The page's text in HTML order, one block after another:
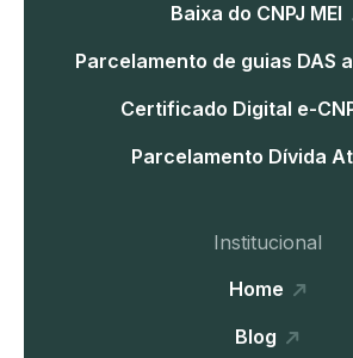
Baixa do CNPJ MEI
Parcelamento de guias DAS
Certificado Digital e-
Parcelamento Dívida
Institucional
Home
Blog